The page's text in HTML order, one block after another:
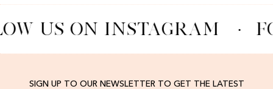
US ON INSTAGRAM ·
SIGN UP TO OUR NEWSLETTER TO GET THE LATEST